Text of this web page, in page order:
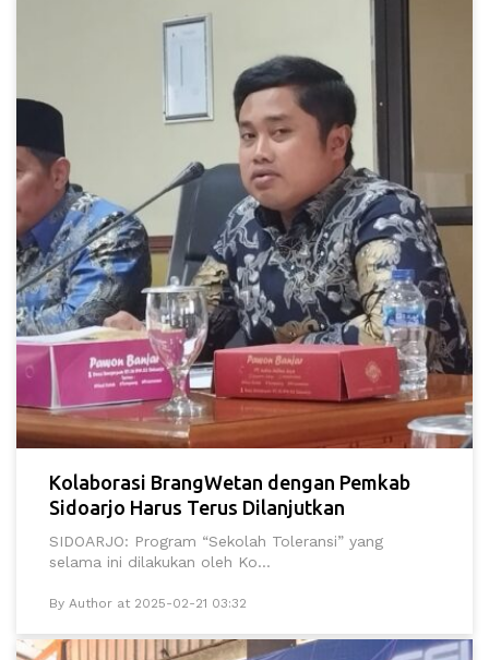
Kolaborasi BrangWetan dengan Pemkab
Sidoarjo Harus Terus Dilanjutkan
SIDOARJO: Program “Sekolah Toleransi” yang
selama ini dilakukan oleh Ko...
By Author at 2025-02-21 03:32